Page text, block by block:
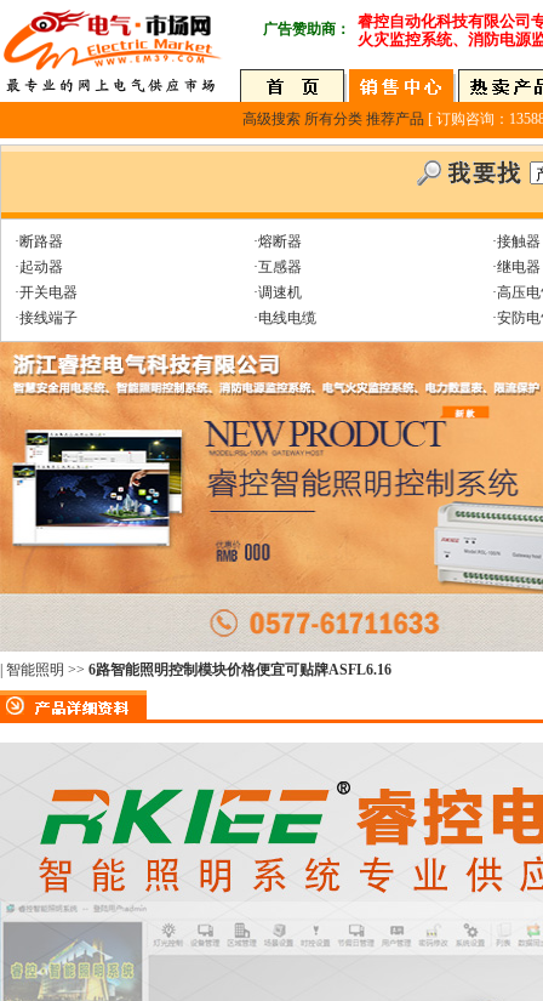
广告赞助商：
睿控自动化科技有限公司
火灾监控系统、消防电源
高级搜索 所有分类 推荐产品 [ 订购咨询：
·断路器 ·熔断器
·接触器
·起动器
·互感器
·继电器
·开关电器
·调速机
·高压
·接线端子
·电线电缆 ·安防
智能照明 >> 6路智能照明控制模块价格便宜可贴牌ASFL6.16